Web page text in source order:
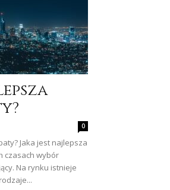
0
Jaka jest najlepsza
czasach wybór
Na rynku istnieje